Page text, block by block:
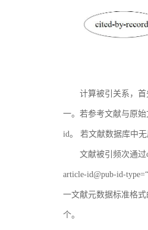
计算被引关系，
一。若参考文献与原
id。 若文献数据库中
文献被引频次通
article-id@pub-id-
一文献元数据标准格
个。